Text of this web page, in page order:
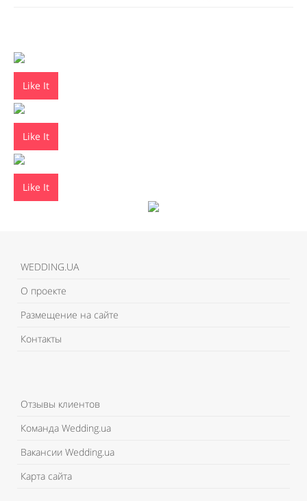
Like It
Like It
Like It
WEDDING.UA
О проекте
Размещение на сайте
Контакты
Отзывы клиентов
Команда Wedding.ua
Вакансии Wedding.ua
Карта сайта